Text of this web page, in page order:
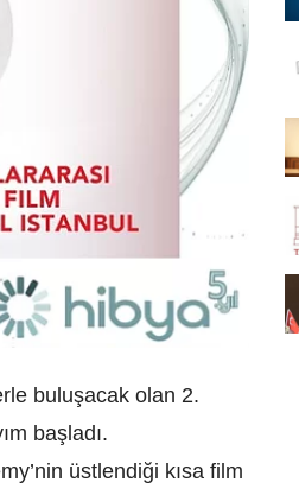
buluşacak olan 2.
başladı.
üstlendiği kısa film